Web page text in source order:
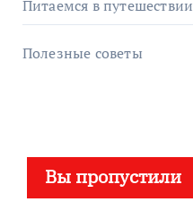
Питаемся в путешествии
Полезные советы
Вы пропустили